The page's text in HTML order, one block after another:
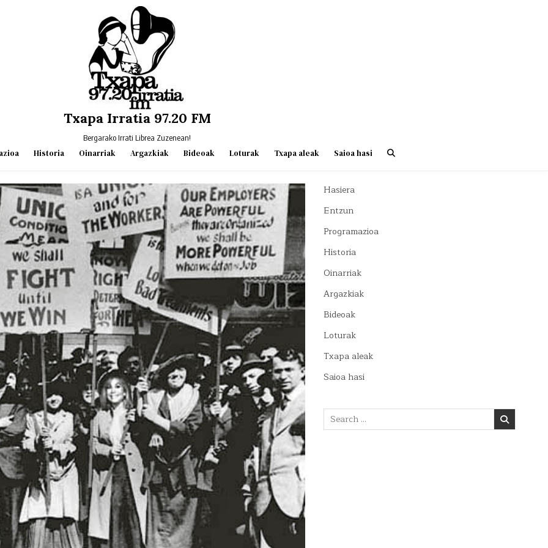
Txapa Irratia 97.20 FM
Bergarako Irrati Librea Zuzenean!
Historia Oinarriak Argazkiak Bideoak Loturak Txapa aleak Saioa hasi
Hasiera
Entzun
Programazioa
Historia
Oinarriak
Argazkiak
Bideoak
Loturak
Txapa aleak
Saioa hasi
Search
for: